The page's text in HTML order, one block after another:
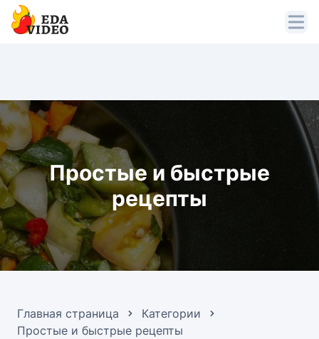
Простые и быстрые
рецепты
Главная страница
Категории
Простые и быстрые рецепты